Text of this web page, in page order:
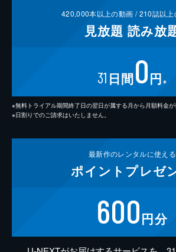
420,000本以上の動画 /210誌以
見放題 読み放
31 日間0円 ※
※無料トライアル期間終了日の翌日が属する月から月額料金が
※日割りでのご請求はいたしません。
最新作のレンタルに使える
ポイント プレゼ
600円分